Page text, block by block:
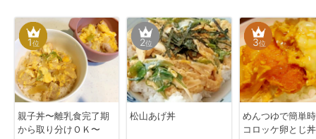
1位
親子丼〜離乳食完了期
から取り分けＯＫ〜
2位
松山あげ丼
3位
めんつゆで簡単
コロッケ卵とじ